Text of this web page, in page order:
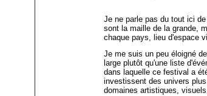
Je ne parle pas du tout ici
sont la maille de la grande,
chaque pays, lieu d'espace
Je me suis un peu éloigné
large plutôt qu'une liste
dans laquelle ce festival a
investissent des univers
domaines artistiques,